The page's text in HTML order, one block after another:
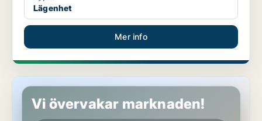
Lägenhet
Mer info
Lägenhet i Osby
Vi övervakar marknaden!